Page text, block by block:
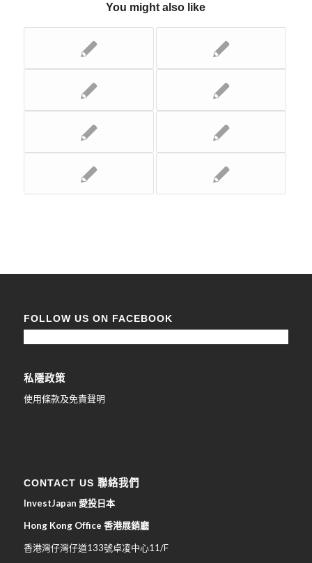
You might also like
FOLLOW US ON FACEBOOK
私隱政策
使用條款及免責聲明
CONTACT US 聯絡我們
InvestJapan 愛投日本
Hong Kong Office 香港展銷廳
香港灣仔灣仔道133號卓凌中心11/F